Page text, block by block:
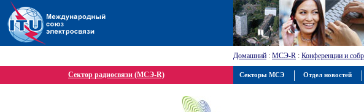
Домашний : МСЭ-R : Конференции и
Сектор радиосвязи (МСЭ-R) Секторы МСЭ Отдел новостей